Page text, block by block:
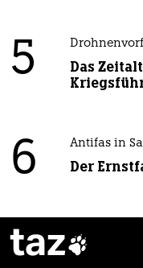
5
Das
6 Antifas in
Der
taz